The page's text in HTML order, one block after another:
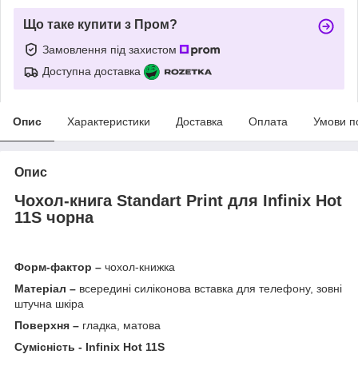
Що таке купити з Пром?
Замовлення під захистом
Доступна доставка
Опис Характеристики Доставка Оплата Умови
Опис
Чохол-книга Standart Print для Infinix Hot
11S чорна
Форм-фактор – чохол-книжка
Матеріал – всередині силіконова вставка для телефону, зовні
штучна шкіра
Поверхня – гладка, матова
Сумісність - Infinix Hot 11S